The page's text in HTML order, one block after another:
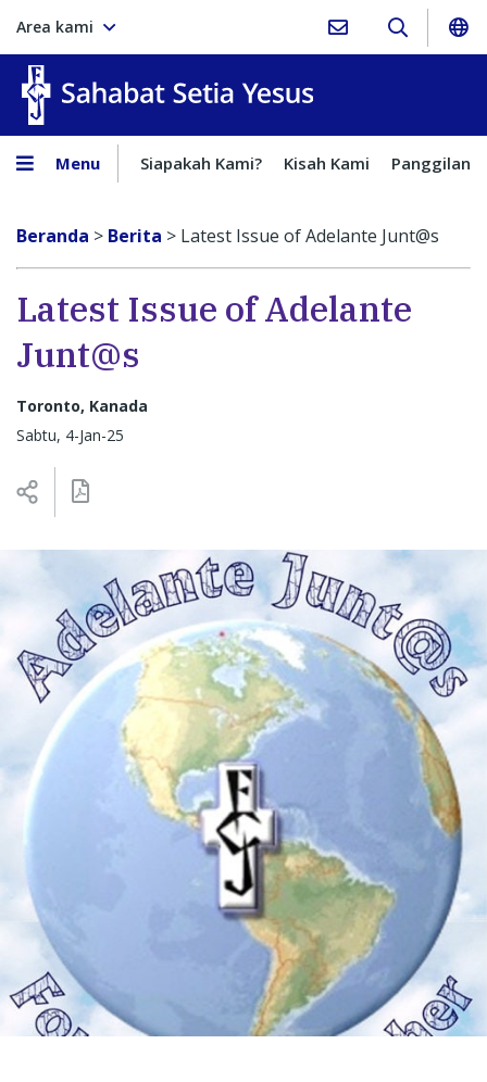
Area kami
Menu Siapakah Kami? Kisah Kami Panggilan
Beranda > Berita > Latest Issue of Adelante Junt@s
Latest Issue of Adelante
Junt@s
Toronto, Kanada
Sabtu, 4-Jan-25